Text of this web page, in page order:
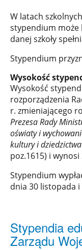
W latach
stypendium może
danej szkoły
Stypendium
Wysokość
Wysokość
rozporządzenia
r. zmieniającego
Prezesa Rady
oświaty i
kultury i
poz.1615) i wynosi
Stypendium
dnia 30 listopada
Stypendia
Zarządu